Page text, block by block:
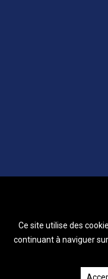
Ce site utilise des
continuant à naviguer